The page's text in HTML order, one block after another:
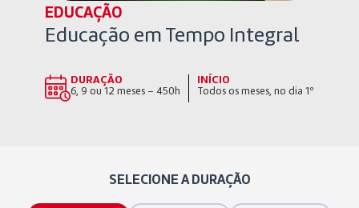
EDUCAÇÃO
Educação em Tempo Integral
DURAÇÃO
6, 9 ou 12 meses – 450h
INÍCIO
Todos os meses, no dia 1º
SELECIONE A DURAÇÃO